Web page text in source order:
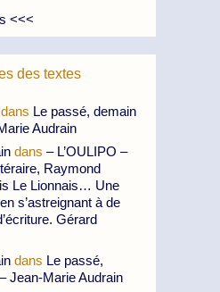
<<<
des textes
dans Le passé, demain
Audrain
dans – L’OULIPO –
Raymond
Le Lionnais… Une
s’astreignant à de
Gérard
dans Le passé,
Jean-Marie Audrain